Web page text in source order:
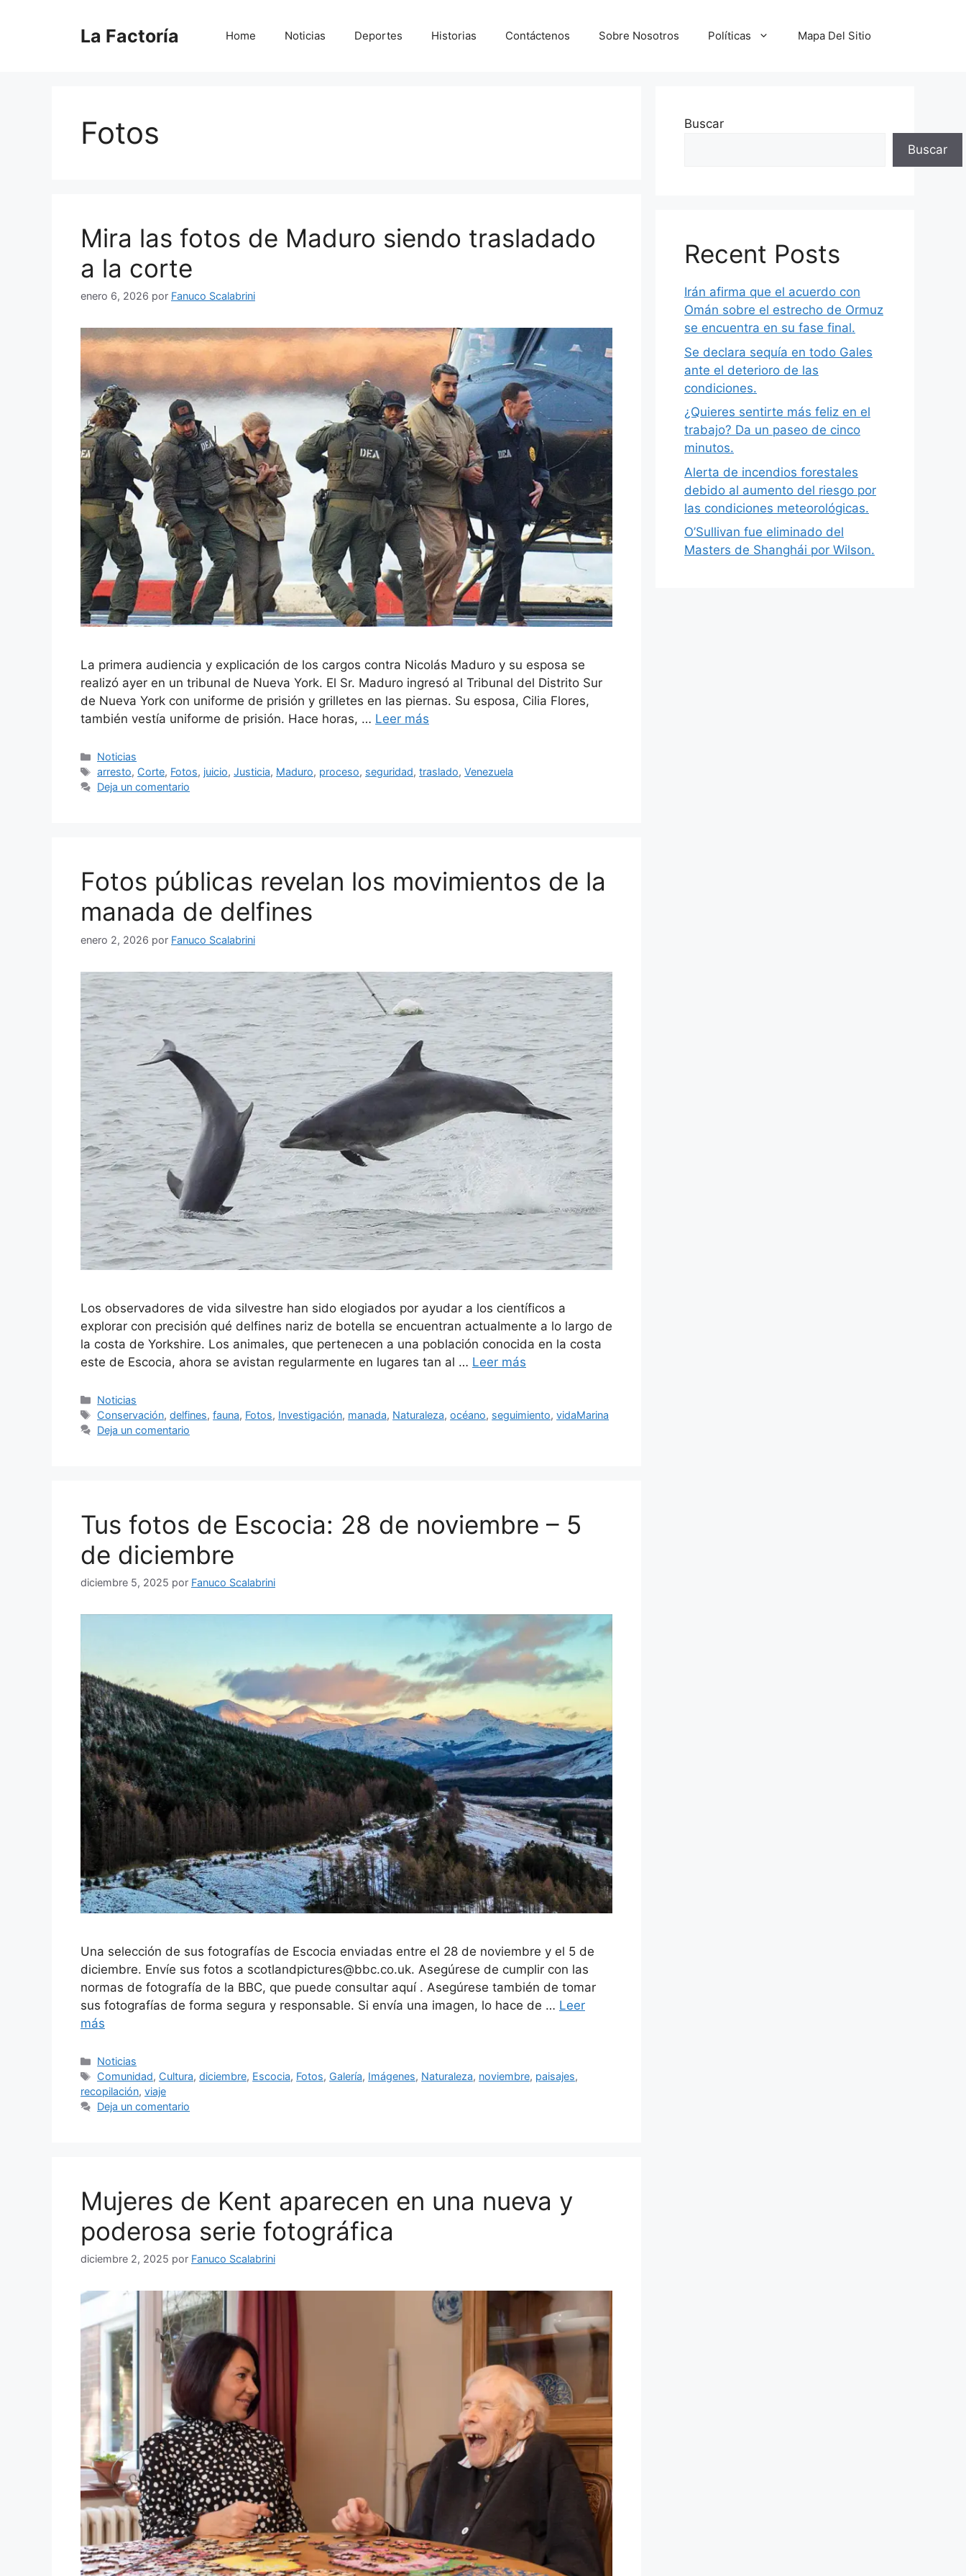
La Factoría Home Noticias Deportes Historias Contáctenos Sobre Nosotros Políticas Mapa Del Sitio
Fotos
Mira las fotos de Maduro siendo trasladado
a la corte
enero 6, 2026 por Fanuco Scalabrini
La primera audiencia y explicación de los cargos contra Nicolás Maduro y su esposa se
realizó ayer en un tribunal de Nueva York. El Sr. Maduro ingresó al Tribunal del Distrito Sur
de Nueva York con uniforme de prisión y grilletes en las piernas. Su esposa, Cilia Flores,
también vestía uniforme de prisión. Hace horas, … Leer más
Categorías
Noticias
Etiquetas
arresto, Corte, Fotos, juicio,Justicia, Maduro, proceso, seguridad,traslado,Venezuela
Deja un comentario
Fotos públicas revelan los movimientos de la
manada de delfines
enero 2, 2026 por Fanuco Scalabrini
Los observadores de vida silvestre han sido elogiados por ayudar a los científicos a
explorar con precisión qué delfines nariz de botella se encuentran actualmente a lo largo de
la costa de Yorkshire. Los animales, que pertenecen a una población conocida en la costa
este de Escocia, ahora se avistan regularmente en lugares tan al … Leer más
Categorías
Noticias
Etiquetas
Conservación,delfines,fauna, Fotos, Investigación, manada, Naturaleza,océano, seguimiento,vidaMarina
Deja un comentario
Tus fotos de Escocia: 28 de noviembre – 5
de diciembre
diciembre 5, 2025 por Fanuco Scalabrini
Una selección de sus fotografías de Escocia enviadas entre el 28 de noviembre y el 5 de
diciembre. Envíe sus fotos a scotlandpictures@bbc.co.uk. Asegúrese de cumplir con las
normas de fotografía de la BBC, que puede consultar aquí . Asegúrese también de tomar
sus fotografías de forma segura y responsable. Si envía una imagen, lo hace de … Leer
más
Categorías
Noticias
Etiquetas
Comunidad, Cultura,diciembre, Escocia, Fotos, Galería, Imágenes, Naturaleza, noviembre, paisajes,
recopilación, viaje
Deja un comentario
Mujeres de Kent aparecen en una nueva y
poderosa serie fotográfica
diciembre 2, 2025 por Fanuco Scalabrini
Buscar
Buscar
Recent Posts
Irán afirma que el acuerdo con
Omán sobre el estrecho de Ormuz
se encuentra en su fase final.
Se declara sequía en todo Gales
ante el deterioro de las
condiciones.
¿Quieres sentirte más feliz en el
trabajo? Da un paseo de cinco
minutos.
Alerta de incendios forestales
debido al aumento del riesgo por
las condiciones meteorológicas.
O’Sullivan fue eliminado del
Masters de Shanghái por Wilson.